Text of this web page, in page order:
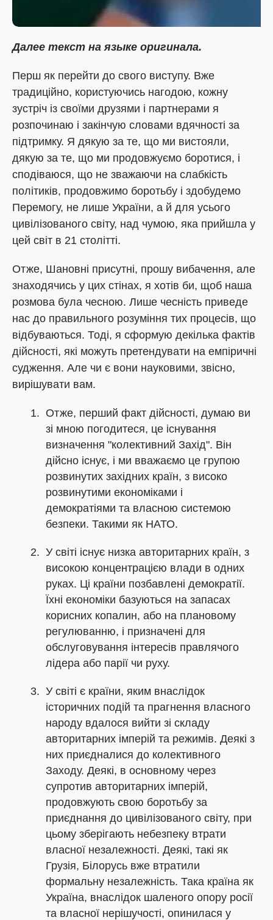
Далее текст на языке оригинала.
Перш як перейти до свого виступу. Вже
традиційно, користуючись нагодою, кожну
зустріч із своїми друзями і партнерами я
розпочинаю і закінчую словами вдячності за
підтримку. Я дякую за те, що ми вистояли,
дякую за те, що ми продовжуємо боротися, і
сподіваюся, що не зважаючи на слабкість
політиків, продовжимо боротьбу і здобудемо
Перемогу, не лише України, а й для усього
цивілізованого світу, над чумою, яка прийшла у
цей світ в 21 столітті.
Отже, Шановні присутні, прошу вибачення, але
знаходячись у цих стінах, я хотів би, щоб наша
розмова була чесною. Лише чесність приведе
нас до правильного розуміння тих процесів, що
відбуваються. Тоді, я сформую декілька фактів
дійсності, які можуть претендувати на емпіричні
судження. Але чи є вони науковими, звісно,
вирішувати вам.
Отже, перший факт дійсності, думаю ви
зі мною погодитеся, це існування
визначення "колективний Захід". Він
дійсно існує, і ми вважаємо це групою
розвинутих західних країн, з високо
розвинутими економіками і
демократіями та власною системою
безпеки. Такими як НАТО.
У світі існує низка авторитарних країн, з
високою концентрацією влади в одних
руках. Ці країни позбавлені демократії.
Їхні економіки базуються на запасах
корисних копалин, або на плановому
регулюванню, і призначені для
обслуговування інтересів правлячого
лідера або парії чи руху.
У світі є країни, яким внаслідок
історичних подій та прагнення власного
народу вдалося вийти зі складу
авторитарних імперій та режимів. Деякі з
них приєдналися до колективного
Заходу. Деякі, в основному через
супротив авторитарних імперій,
продовжують свою боротьбу за
приєднання до цивілізованого світу, при
цьому зберігають небезпеку втрати
власної незалежності. Деякі, такі як
Грузія, Білорусь вже втратили
формальну незалежність. Така країна як
Україна, внаслідок шаленого опору росії
та власної нерішучості, опинилася у